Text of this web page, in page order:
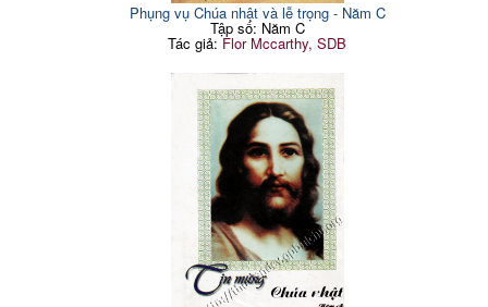
Phụng vụ Chúa nhật và lễ trọng - Năm C
Tập số: Năm C
Tác giả:Flor Mccarthy, SDB